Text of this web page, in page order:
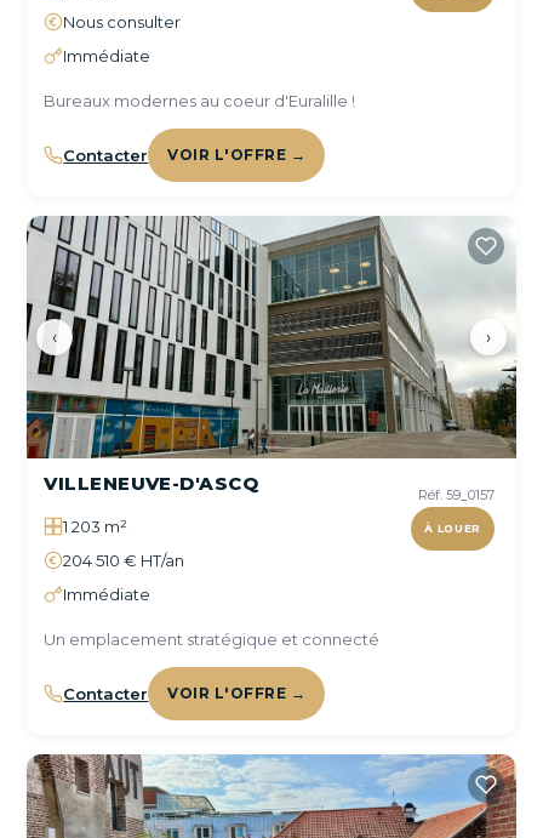
Nous consulter
Immédiate
Bureaux modernes au coeur d'Euralille !
Contacter VOIR L'OFFRE →
‹ ›
Réf. 59_0157
À LOUER
VILLENEUVE-D'ASCQ
1 203 m²
204 510 € HT/an
Immédiate
Un emplacement stratégique et connecté
Contacter VOIR L'OFFRE →